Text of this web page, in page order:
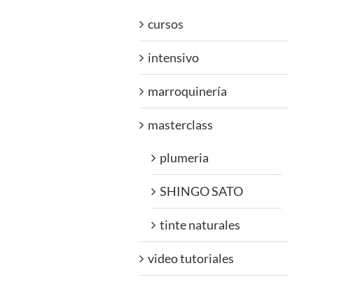
cursos
intensivo
marroquinería
masterclass
plumeria
SHINGO SATO
tinte naturales
video tutoriales